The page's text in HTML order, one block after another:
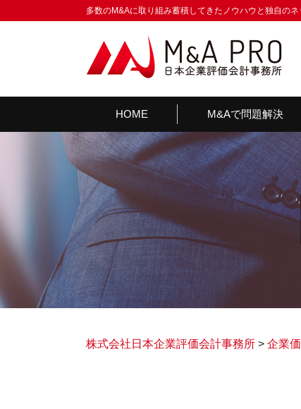
多数のM&Aに取り組み蓄積してきたノウハウと独自の
HOME M&Aで問題解決
株式会社日本企業評価会計事務所 > 企業